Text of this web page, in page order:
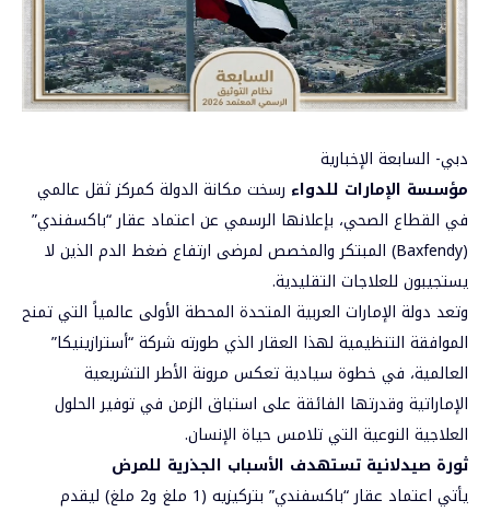
دبي- السابعة الإخبارية
مؤسسة الإمارات للدواء رسخت مكانة الدولة كمركز ثقل عالمي
في القطاع الصحي، بإعلانها الرسمي عن اعتماد عقار “باكسفندي”
(Baxfendy) المبتكر والمخصص لمرضى ارتفاع ضغط الدم الذين لا
يستجيبون للعلاجات التقليدية.
وتعد دولة الإمارات العربية المتحدة المحطة الأولى عالمياً التي تمنح
الموافقة التنظيمية لهذا العقار الذي طورته شركة “أسترازينيكا”
العالمية، في خطوة سيادية تعكس مرونة الأطر التشريعية
الإماراتية وقدرتها الفائقة على استباق الزمن في توفير الحلول
العلاجية النوعية التي تلامس حياة الإنسان.
ثورة صيدلانية تستهدف الأسباب الجذرية للمرض
يأتي اعتماد عقار “باكسفندي” بتركيزيه (1 ملغ و2 ملغ) ليقدم